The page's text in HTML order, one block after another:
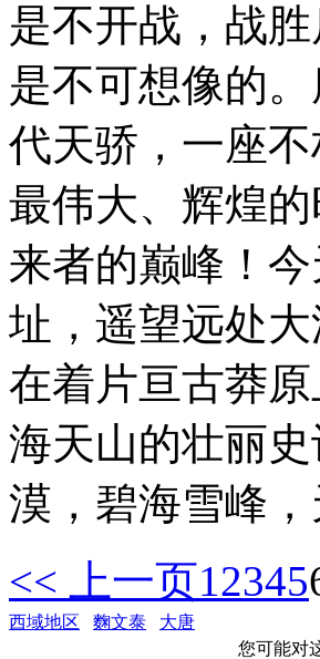
是不开战，战
是不可想像的
代天骄，一座
最伟大、辉煌
来者的巅峰！
址，遥望远处
在着片亘古莽
海天山的壮丽
漠，碧海雪峰
<< 上一页12345
西域地区 麴文泰
大唐
您可能对